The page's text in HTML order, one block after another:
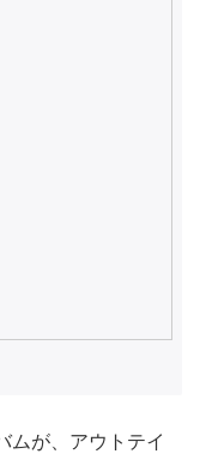
ムが、アウトテイ